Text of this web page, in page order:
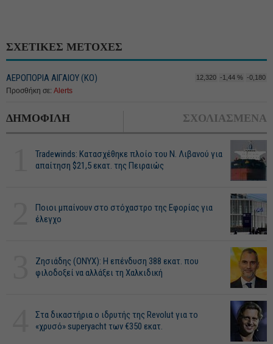
ΣΧΕΤΙΚΕΣ ΜΕΤΟΧΕΣ
ΑΕΡΟΠΟΡΙΑ ΑΙΓΑΙΟΥ (ΚΟ) 12,320 -1,44 % -0,180
Προσθήκη σε: Alerts
ΔΗΜΟΦΙΛΗ ΣΧΟΛΙΑΣΜΕΝΑ
Tradewinds: Κατασχέθηκε πλοίο του Ν. Λιβανού για
απαίτηση $21,5 εκατ. της Πειραιώς
Ποιοι μπαίνουν στο στόχαστρο της Εφορίας για
έλεγχο
Ζησιάδης (ONYX): Η επένδυση 388 εκατ. που
φιλοδοξεί να αλλάξει τη Χαλκιδική
Στα δικαστήρια ο ιδρυτής της Revolut για το
«χρυσό» superyacht των €350 εκατ.